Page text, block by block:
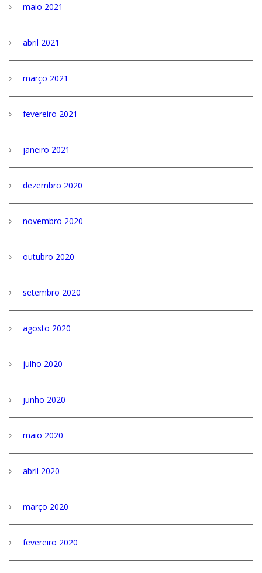
maio 2021
abril 2021
março 2021
fevereiro 2021
janeiro 2021
dezembro 2020
novembro 2020
outubro 2020
setembro 2020
agosto 2020
julho 2020
junho 2020
maio 2020
abril 2020
março 2020
fevereiro 2020